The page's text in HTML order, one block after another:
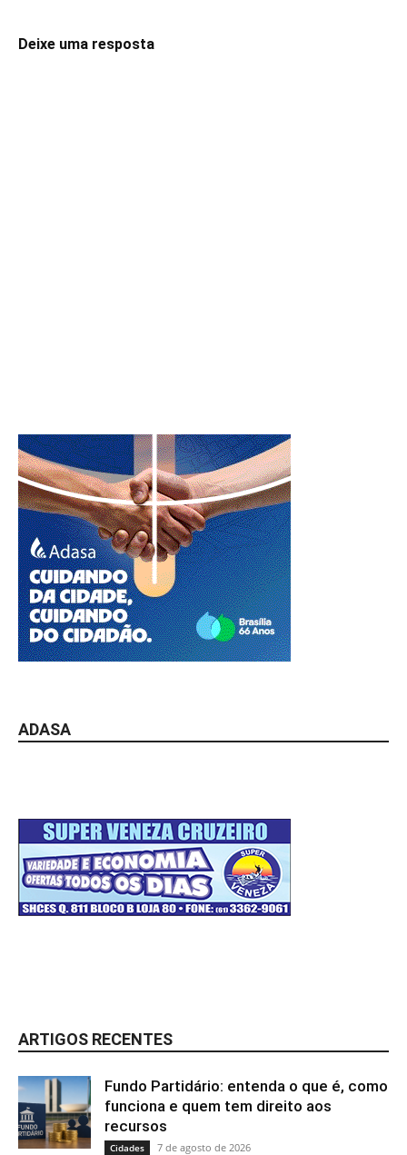
Deixe uma resposta
ADASA
ARTIGOS RECENTES
Fundo Partidário: entenda o que é, como
funciona e quem tem direito aos
recursos
Cidades 7 de agosto de 2026